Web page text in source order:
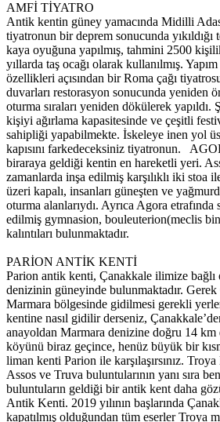
AMFİ TİYATRO
Antik kentin güney yamacında Midilli
tiyatronun bir deprem sonucunda
kaya oyuğuna yapılmış, tahmini 2500
yıllarda taş ocağı olarak kullanılmış.
özellikleri açısından bir Roma çağı
duvarları restorasyon sonucunda yeniden
oturma sıraları yeniden dökülerek yapıldı.
kişiyi ağırlama kapasitesinde ve çeşitli
sahipliği yapabilmekte. İskeleye inen yol
kapısını farkedeceksiniz tiyatronun.
biraraya geldiği kentin en hareketli yeri.
zamanlarda inşa edilmiş karşılıklı iki stoa
üzeri kapalı, insanları güneşten ve
oturma alanlarıydı. Ayrıca Agora
edilmiş gymnasion, bouleuterion(meclis
kalıntıları bulunmaktadır.
PARİON ANTİK KENTİ
Parion antik kenti, Çanakkale ilimize
denizinin güneyinde bulunmaktadır.
Marmara bölgesinde gidilmesi gerekli
kentine nasıl gidilir derseniz,
anayoldan Marmara denizine doğru 14
köyünü biraz geçince, henüz büyük bir
liman kenti Parion ile karşılaşırsınız.
Assos ve Truva buluntularının yanı sıra
buluntuların geldiği bir antik kent daha
Antik Kenti. 2019 yılının başlarında
kapatılmış olduğundan tüm eserler Troya